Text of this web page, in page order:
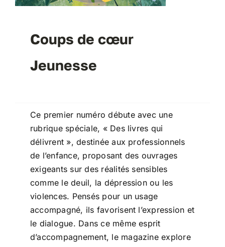
Coups de cœur
Jeunesse
Ce premier numéro débute avec une
rubrique spéciale, « Des livres qui
délivrent », destinée aux professionnels
de l’enfance, proposant des ouvrages
exigeants sur des réalités sensibles
comme le deuil, la dépression ou les
violences. Pensés pour un usage
accompagné, ils favorisent l’expression et
le dialogue. Dans ce même esprit
d’accompagnement, le magazine explore